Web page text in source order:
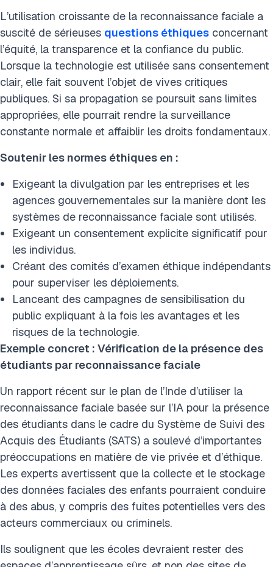
L’utilisation croissante de la reconnaissance faciale a
suscité de sérieuses questions éthiques concernant
l’équité, la transparence et la confiance du public.
Lorsque la technologie est utilisée sans consentement
clair, elle fait souvent l’objet de vives critiques
publiques. Si sa propagation se poursuit sans limites
appropriées, elle pourrait rendre la surveillance
constante normale et affaiblir les droits fondamentaux.
Soutenir les normes éthiques en :
Exigeant la divulgation par les entreprises et les
agences gouvernementales sur la manière dont les
systèmes de reconnaissance faciale sont utilisés.
Exigeant un consentement explicite significatif pour
les individus.
Créant des comités d’examen éthique indépendants
pour superviser les déploiements.
Lanceant des campagnes de sensibilisation du
public expliquant à la fois les avantages et les
risques de la technologie.
Exemple concret : Vérification de la présence des
étudiants par reconnaissance faciale
Un rapport récent sur le plan de l’Inde d’utiliser la
reconnaissance faciale basée sur l’IA pour la présence
des étudiants dans le cadre du Système de Suivi des
Acquis des Étudiants (SATS) a soulevé d’importantes
préoccupations en matière de vie privée et d’éthique.
Les experts avertissent que la collecte et le stockage
des données faciales des enfants pourraient conduire
à des abus, y compris des fuites potentielles vers des
acteurs commerciaux ou criminels.
Ils soulignent que les écoles devraient rester des